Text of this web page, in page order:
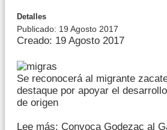
Detalles
Publicado: 19 Agosto 2017
Creado: 19 Agosto 2017
Se reconocerá al migrante
destaque por apoyar el
de origen
Lee más: Convoca Godezac al